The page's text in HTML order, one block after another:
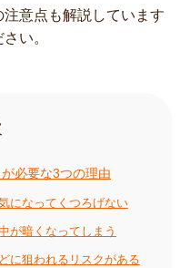
意点も解説しています
い。
必要な3つの理由
になってくつろげない
が暗くなってしまう
に狙われるリスクがある